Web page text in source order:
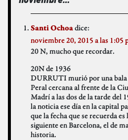
Santi Ochoadice:
noviembre 20, 2015 a las 1:05
20 N, mucho que recordar.
20N de 1936
DURRUTI murió por una bala
Peral cercana al frente de la
Madrí a las dos de la tarde del
la noticia ese día en la capital
que la fecha que se recuerda
siguiente en Barcelona, el de
historia.